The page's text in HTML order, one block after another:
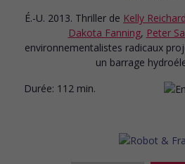
É.-U. 2013. Thriller de Kelly
Dakota Fanning, Peter
environnementalistes radicaux
un barrage
Durée: 112 min.